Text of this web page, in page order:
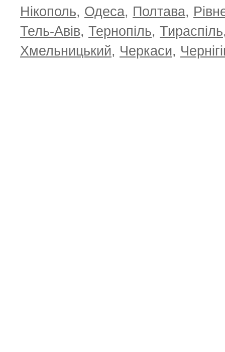
Нікополь, Одеса, Полтава,
Тель-Авів, Тернопіль, Тираспіль
Хмельницький, Черкаси,